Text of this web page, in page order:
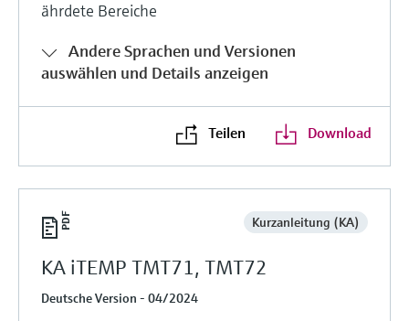
ährdete Bereiche
Andere Sprachen und Versionen
auswählen und Details anzeigen
Teilen Download
Kurzanleitung (KA)
KA iTEMP TMT71, TMT72
Deutsche Version - 04/2024